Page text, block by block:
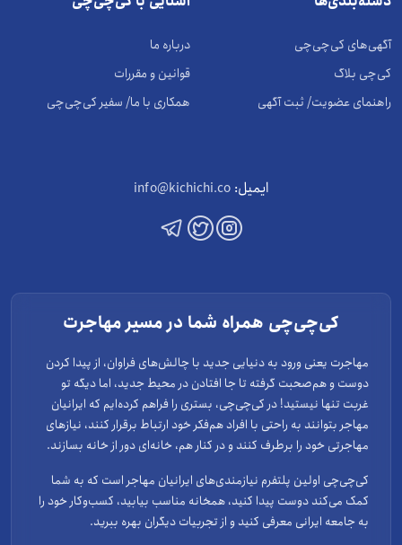
آگهی‌های کی‌چی‌چی
کی‌چی بلاگ
راهنمای عضویت/ ثبت آگهی
درباره ما
قوانین و مقررات
همکاری با ما/ سفیر کی‌چی‌چی
ایمیل: info@kichichi.co
کی‌چی‌چی همراه شما در مسیر مهاجرت
مهاجرت یعنی ورود به دنیایی جدید با چالش‌های فراوان، از پیدا کردن
دوست و هم‌صحبت گرفته تا جا افتادن در محیط جدید، اما دیگه تو
غربت تنها نیستید! در کی‌چی‌چی، بستری را فراهم کرده‌ایم که ایرانیان
مهاجر بتوانند به راحتی با افراد هم‌فکر خود ارتباط برقرار کنند، نیازهای
مهاجرتی خود را برطرف کنند و در کنار هم، خانه‌ای دور از خانه بسازند.
کی‌چی‌چی اولین پلتفرم نیازمندی‌های ایرانیان مهاجر است که به شما
کمک می‌کند دوست پیدا کنید، همخانه مناسب بیابید، کسب‌وکار خود را
به جامعه ایرانی معرفی کنید و از تجربیات دیگران بهره ببرید.